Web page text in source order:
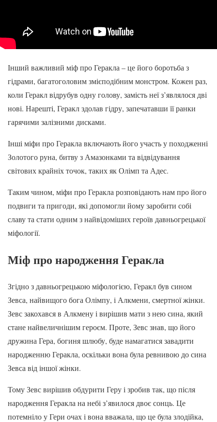
Інший важливий міф про Геракла – це його боротьба з
гідрами, багатоголовим змієподібним монстром. Кожен раз,
коли Геракл відрубув одну голову, замість неї з’являлося дві
нові. Нарешті, Геракл здолав гідру, запечатавши її ранки
гарячими залізними дисками.
Інші міфи про Геракла включають його участь у походженні
Золотого руна, битву з Амазонками та відвідування
світових крайніх точок, таких як Олімп та Адес.
Таким чином, міфи про Геракла розповідають нам про його
подвиги та пригоди, які допомогли йому заробити собі
славу та стати одним з найвідоміших героїв давньогрецької
міфології.
Міф про народження Геракла
Згідно з давньогрецькою міфологією, Геракл був сином
Зевса, найвищого бога Олімпу, і Алкмени, смертної жінки.
Зевс закохався в Алкмену і вирішив мати з нею сина, який
стане найвеличнішим героєм. Проте, Зевс знав, що його
дружина Гера, богиня шлюбу, буде намагатися завадити
народженню Геракла, оскільки вона була ревнивою до сина
Зевса від іншої жінки.
Тому Зевс вирішив обдурити Геру і зробив так, що після
народження Геракла на небі з’явилося двоє сонць. Це
потемніло у Гери очах і вона вважала, що це була злодійка,